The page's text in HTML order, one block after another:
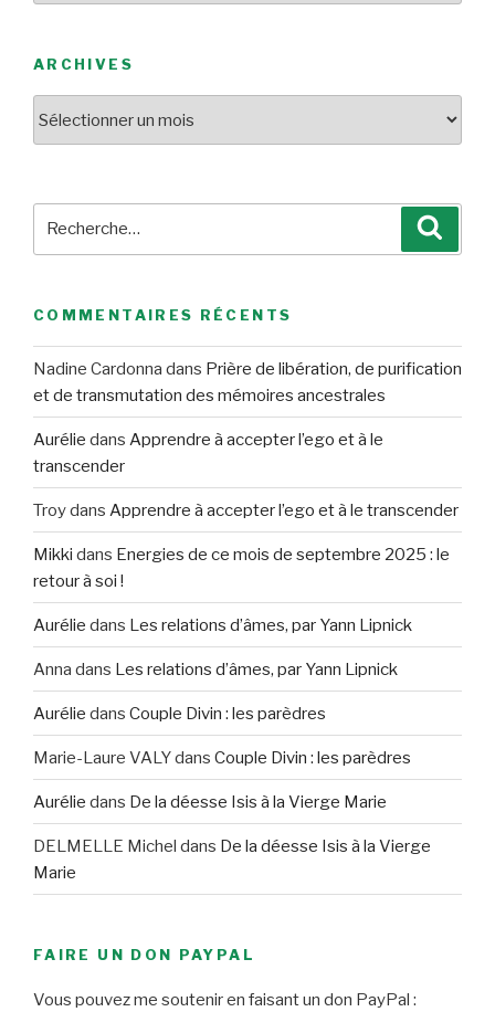
ARCHIVES
COMMENTAIRES RÉCENTS
Nadine Cardonna dans Prière de libération, de purification
et de transmutation des mémoires ancestrales
Aurélie dans Apprendre à accepter l’ego et à le
transcender
Troydans Apprendre à accepter l’ego et à le transcender
Mikki dans Energies de ce mois de septembre 2025 : le
retour à soi !
Aurélie dans Les relations d’âmes, par Yann Lipnick
Anna dans Les relations d’âmes, par Yann Lipnick
Aurélie dans Couple Divin : les parèdres
Marie-Laure VALYdans Couple Divin : les parèdres
Aurélie dans De la déesse Isis à la Vierge Marie
DELMELLE Michel dans De la déesse Isis à la Vierge
Marie
FAIRE UN DON PAYPAL
Vous pouvez me soutenir en faisant un don PayPal :